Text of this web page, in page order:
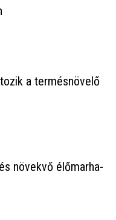
a termésnövelő
növekvő élőmarha-